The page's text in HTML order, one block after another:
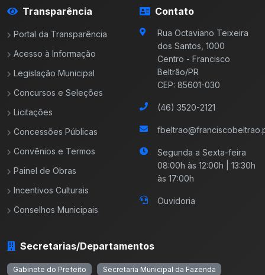
Transparência
Portal da Transparência
Acesso à Informação
Legislação Municipal
Concursos e Seleções
Licitações
Concessões Públicas
Convênios e Termos
Painel de Obras
Incentivos Culturais
Conselhos Municipais
Contato
Rua Octaviano Teixeira
dos Santos, 1000
Centro - Francisco
Beltrão/PR
CEP: 85601-030
(46) 3520-2121
Segunda a Sexta-feira
08:00h às 12:00h | 13:30h
às 17:00h
Ouvidoria
Secretarias/Departamentos
Gabinete do Prefeito
Secretaria Municipal da Fazenda